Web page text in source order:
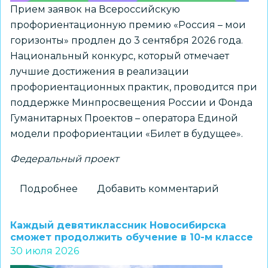
Прием заявок на Всероссийскую
профориентационную премию «Россия – мои
горизонты» продлен до 3 сентября 2026 года.
Национальный конкурс, который отмечает
лучшие достижения в реализации
профориентационных практик, проводится при
поддержке Минпросвещения России и Фонда
Гуманитарных Проектов – оператора Единой
модели профориентации «Билет в будущее».
Федеральный проект
Подробнее
заявок
на
Добавить комментарий
Каждый девятиклассник Новосибирска
сможет продолжить обучение в 10-м классе
30 июля 2026